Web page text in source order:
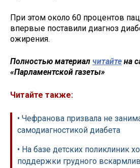
При этом около 60 процентов
впервые поставили диагноз
ожирения.
Полностью материал читайте на
«Парламентской газеты»
Читайте также:
• Чефранова призвала не
самодиагностикой диабета
• На базе детских поликлиник
поддержки грудного